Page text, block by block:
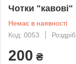
Чотки "кавові"
Немає в наявності
Код: 0053
Роздріб
200 ₴